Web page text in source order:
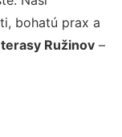
bohatú prax a
Ružinov –